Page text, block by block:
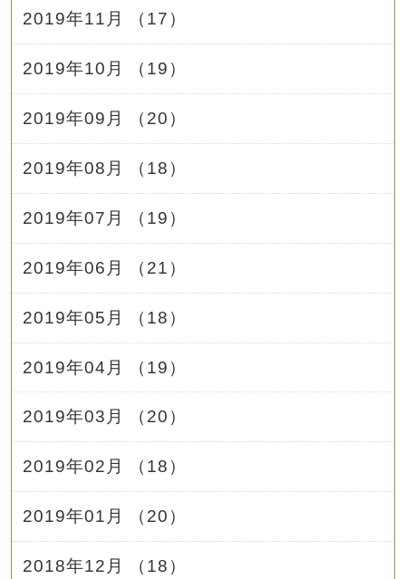
2019年11月 （17）
2019年10月 （19）
2019年09月 （20）
2019年08月 （18）
2019年07月 （19）
2019年06月 （21）
2019年05月 （18）
2019年04月 （19）
2019年03月 （20）
2019年02月 （18）
2019年01月 （20）
2018年12月 （18）